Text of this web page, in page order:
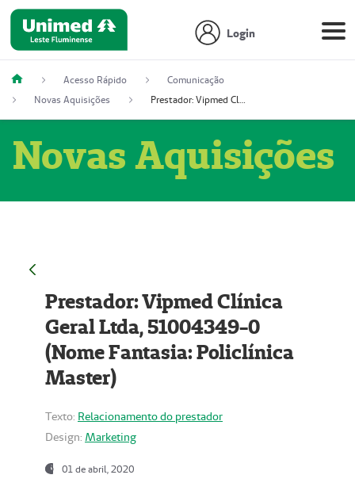
Login
Acesso Rápido
Comunicação
Novas Aquisições
Prestador: Vipmed Clínica Geral Ltda, 51004349-0 (Nome Fantasia: Policlínica Master)
Novas Aquisições
Prestador: Vipmed Clínica
Geral Ltda, 51004349-0
(Nome Fantasia: Policlínica
Master)
Texto: Relacionamento do prestador
Design: Marketing
01 de abril, 2020